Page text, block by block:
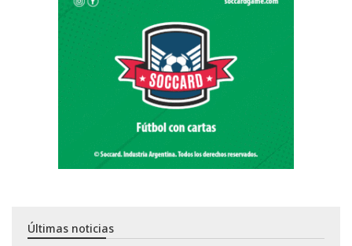
Últimas noticias